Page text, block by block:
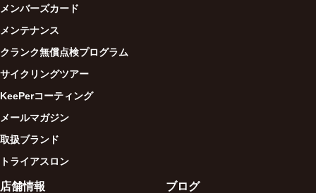
メンバーズカード
メンテナンス
クランク無償点検プログラム
サイクリングツアー
KeePerコーティング
メールマガジン
取扱ブランド
トライアスロン
店舗情報 ブログ